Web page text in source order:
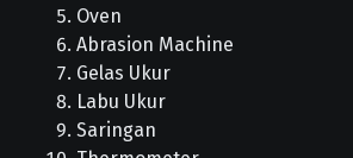
Oven
Abrasion Machine
Gelas Ukur
Labu Ukur
Saringan